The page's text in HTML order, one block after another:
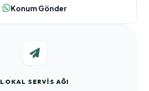
Konum Gönder
LOKAL SERVIS AĞI